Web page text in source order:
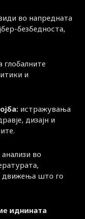
во напредната
безбедноста,
глобалните
и
истражувања
дизајн и
во
движења што го
иднината